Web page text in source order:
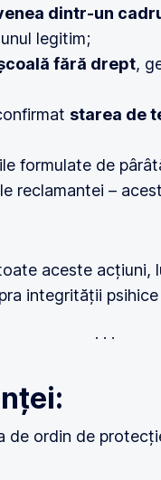
dintr-un
legitim;
fără drept,
starea de
formulate de
reclamantei –
aceste acțiuni,
integrității
de ordin de